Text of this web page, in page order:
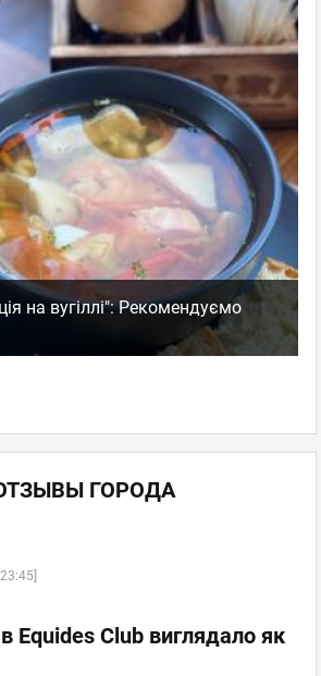
на вугіллі": Рекомендуємо
ГОРОДА
Equides Club виглядало як